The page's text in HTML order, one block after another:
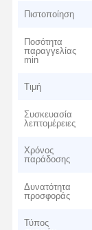
Πιστοποίηση
Ποσότητα
παραγγελίας
min
Τιμή
Συσκευασία
λεπτομέρειες
Χρόνος
παράδοσης
Δυνατότητα
προσφοράς
Τύπος